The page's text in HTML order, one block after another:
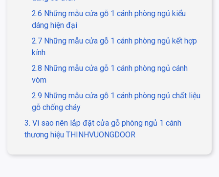
2.6 Những mẫu cửa gỗ 1 cánh phòng ngủ kiểu
dáng hiện đại
2.7 Những mẫu cửa gỗ 1 cánh phòng ngủ kết hợp
kính
2.8 Những mẫu cửa gỗ 1 cánh phòng ngủ cánh
vòm
2.9 Những mẫu cửa gỗ 1 cánh phòng ngủ chất liệu
gỗ chống cháy
3. Vì sao nên lắp đặt cửa gỗ phòng ngủ 1 cánh
thương hiệu THINHVUONGDOOR